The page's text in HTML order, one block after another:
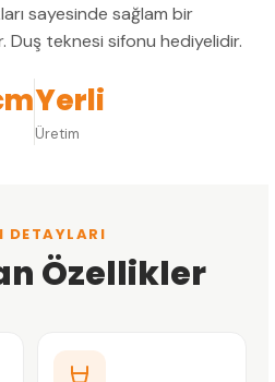
sayesinde sağlam bir
Duş teknesi sifonu hediyelidir.
Yerli
Üretim
DETAYLARI
Özellikler